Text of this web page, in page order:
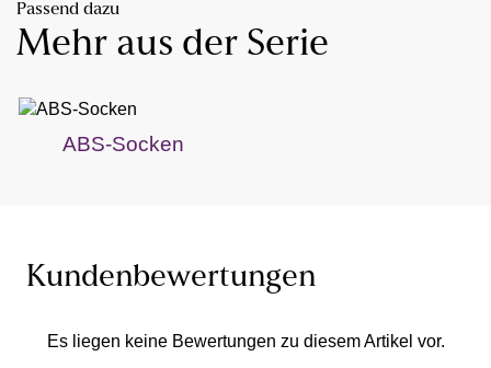
Passend dazu
Mehr aus der Serie
ABS-Socken
Kundenbewertungen
Es liegen keine Bewertungen zu diesem Artikel vor.